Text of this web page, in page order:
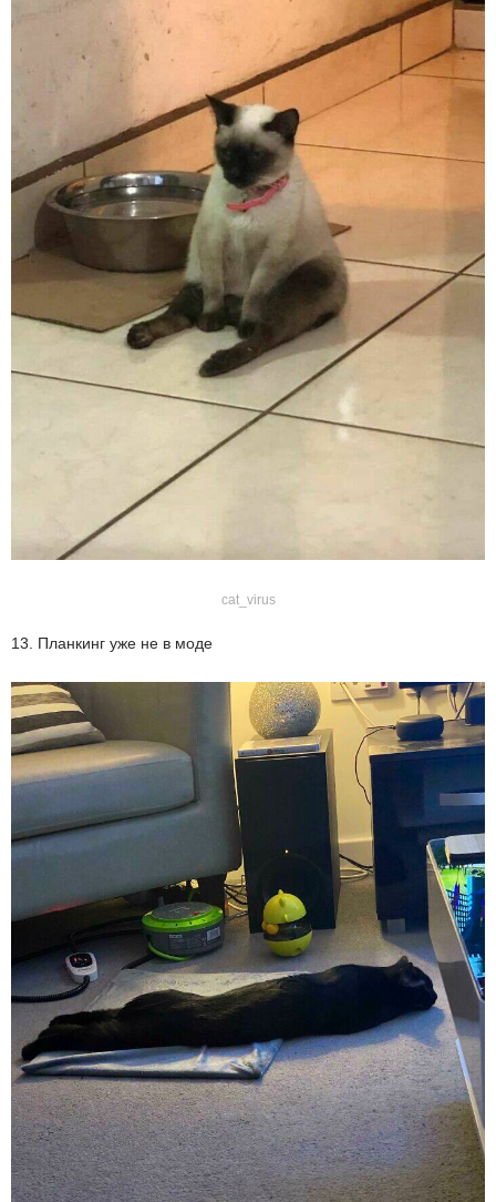
cat_virus
13. Планкинг уже не в моде